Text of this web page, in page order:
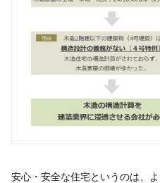
安心・安全な住宅というのは、